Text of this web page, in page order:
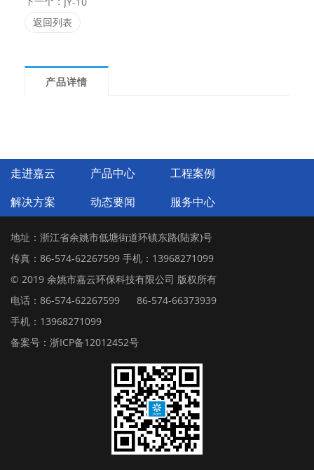
返回列表
产品详情
走进嘉云 产品中心
工程案例
解决方案
动态要闻 服务中心
地址：浙江省余姚市低塘街道环镇东路(陆家)号
传真：86-574-62267599 手机：13968271099
© 2019 余姚市嘉云环保科技有限公司 版权所有
电话：86-574-62267599
86-574-66373939
手机：13968271099
备案号：浙ICP备12012452号